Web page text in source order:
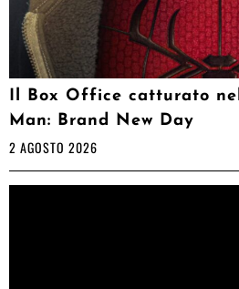
Il Box Office catturato
Man: Brand New Day
2 AGOSTO 2026